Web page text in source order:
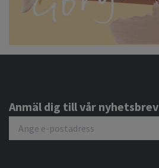
Anmäl dig till vår nyhetsbrev